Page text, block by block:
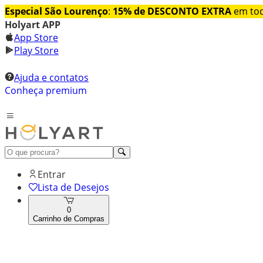
Especial São Lourenço: 15% de DESCONTO EXTRA em
Holyart APP
App Store
Play Store
Ajuda e contatos
Conheça premium
Entrar
Lista de Desejos
0
Carrinho de Compras